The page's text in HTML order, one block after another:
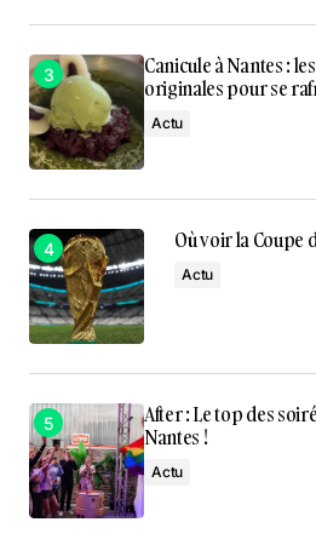
Canicule à Nantes :
originales pour se
Actu
Où voir la Coupe
Actu
After : Le top des
Nantes !
Actu